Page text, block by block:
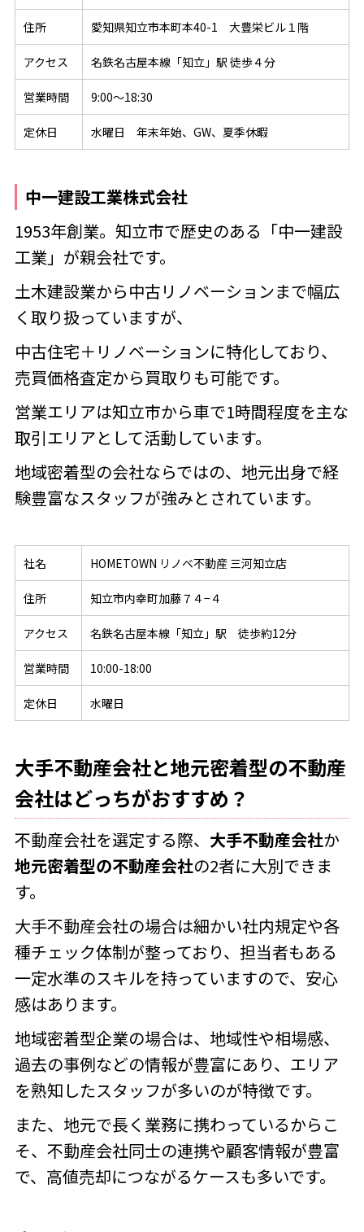
住所 愛知県知立市本町本40-1 大豊栄ビル１階
アクセス 名鉄名古屋本線「知立」駅 徒歩４分
営業時間 9:00～18:30
定休日 水曜日 年末年始、GW、夏季休暇
中一建設工業株式会社
1953年創業。知立市で歴史のある「中一建設
工業」が親会社です。
土木建設業から中古リノベーションまで幅広
く取り扱っていますが、
中古住宅＋リノベーションに特化しており、
売買価格査定から買取りも可能です。
営業エリアは知立市から車で1時間程度を主な
取引エリアとして活動しています。
地域密着型の会社ならではの、地元出身で経
験豊富なスタッフが強みとされています。
社名 HOMETOWN リノベ不動産 三河知立店
住所 知立市内幸町加藤７４−４
アクセス 名鉄名古屋本線「知立」駅 徒歩約12分
営業時間 10:00-18:00
定休日 水曜日
大手不動産会社と地元密着型の不動産
会社はどっちがおすすめ？
不動産会社を選定する際、 大手不動産会社か
地元密着型の不動産会社の2者に大別できま
す。
大手不動産会社の場合は細かい社内規定や各
種チェック体制が整っており、 担当者もある
一定水準のスキルを持っていますので、安心
感はあります。
地域密着型企業の場合は、地域性や相場感、
過去の事例などの情報が豊富にあり、エリア
を熟知したスタッフが多いのが特徴です。
また、地元で長く業務に携わっているからこ
そ、 不動産会社同士の連携や顧客情報が豊富
で、高値売却につながるケースも多いです。